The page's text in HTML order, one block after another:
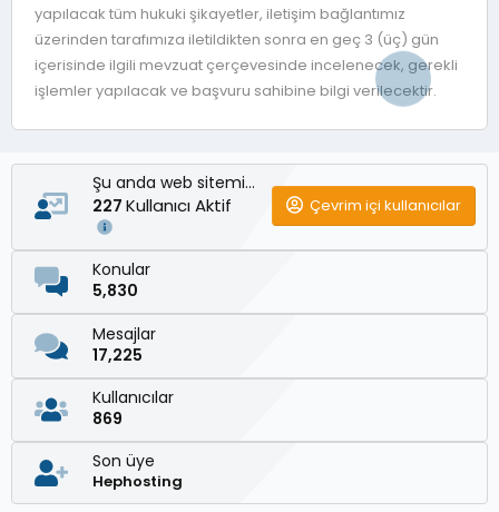
yapılacak tüm hukuki şikayetler, iletişim bağlantımız
üzerinden tarafımıza iletildikten sonra en geç 3 (üç) gün
içerisinde ilgili mevzuat çerçevesinde incelenecek, gerekli
işlemler yapılacak ve başvuru sahibine bilgi verilecektir.
Şu anda web sitemizde
227 Kullanıcı Aktif Çevrim içi kullanıcılar
Konular
5,830
Mesajlar
17,225
Kullanıcılar
869
Son üye
Hephosting